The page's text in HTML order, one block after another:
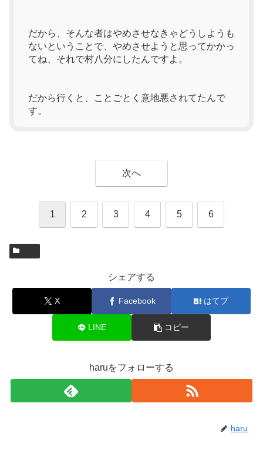
だから、そんな者はやめさせなきゃどうしようも
ないということで、やめさせようと思ってかかっ
てね、それで村八分にしたんですよ。
だから行くと、ことごとく意地悪されてたんで
す。
次へ
1 2 3 4 5 6
シェアする
X Facebook はてブ
LINE コピー
haruをフォローする
haru